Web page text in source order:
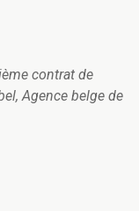
contrat de
Agence belge de